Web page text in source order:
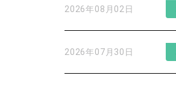
2026年08月02日
2026年07月30日